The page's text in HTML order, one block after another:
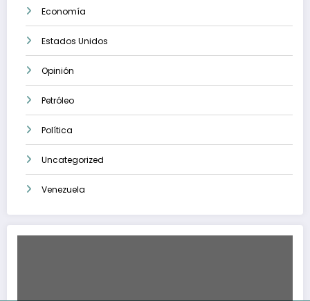
Economía
Estados Unidos
Opinión
Petróleo
Política
Uncategorized
Venezuela